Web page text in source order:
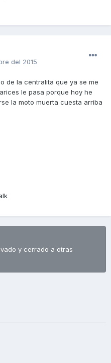
del 2015
de la centralita que ya se me
le pasa porque hoy he
la moto muerta cuesta arriba
y cerrado a otras